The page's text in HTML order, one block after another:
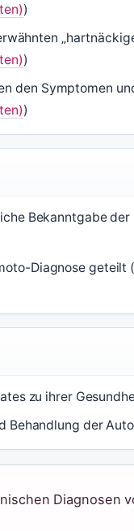
)
)
den Symptomen
)
Bekanntgabe
Diagnose geteilt
zu ihrer
Behandlung der
Diagnosen